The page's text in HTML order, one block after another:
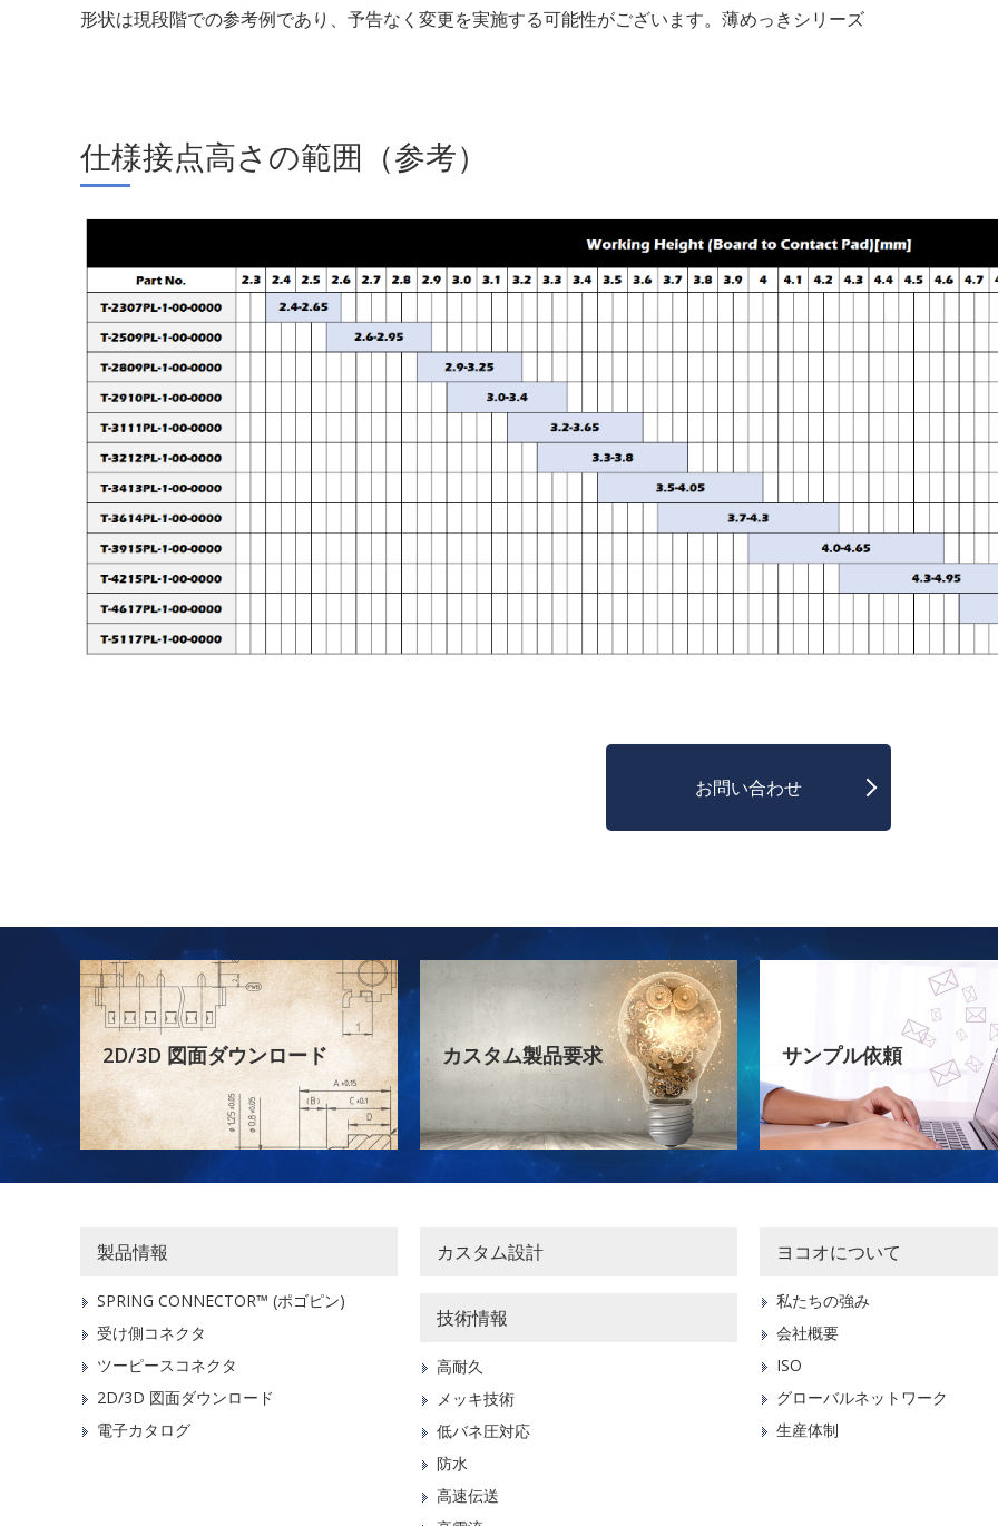
形状は現段階での参考例であり、予告なく変更を実施する可能性がございます。薄めっきシリーズ
仕様接点高さの範囲（参考）
お問い合わせ
2D/3D 図面ダウンロード カスタム製品要求 サンプル依頼
製品情報
SPRING CONNECTOR™ (ポゴピン)
受け側コネクタ
ツーピースコネクタ
2D/3D 図面ダウンロード
電子カタログ
カスタム設計
技術情報
高耐久
メッキ技術
低バネ圧対応
防水
高速伝送
ヨコオについて
私たちの強み
会社概要
ISO
グローバルネットワーク
生産体制